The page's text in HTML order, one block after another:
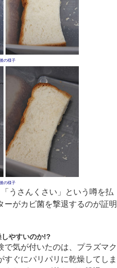
の様子
の様子
うさんくさい」という噂を払
ーがカビ菌を撃退するのが証明
やすいのか!?
気が付いたのは、プラズマク
ぐにパリパリに乾燥してしま